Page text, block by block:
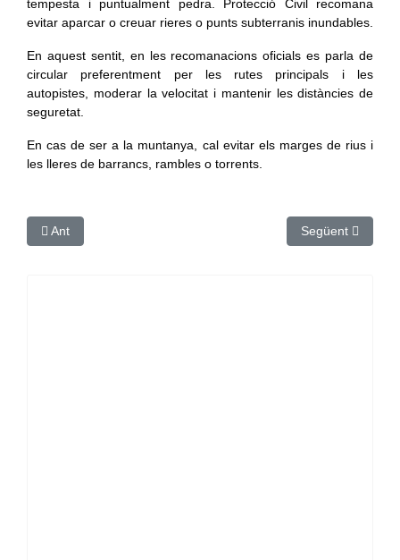
tempesta i puntualment pedra. Protecció Civil recomana
evitar aparcar o creuar rieres o punts subterranis inundables.
En aquest sentit, en les recomanacions oficials es parla de
circular preferentment per les rutes principals i les
autopistes, moderar la velocitat i mantenir les distàncies de
seguretat.
En cas de ser a la muntanya, cal evitar els marges de rius i
les lleres de barrancs, rambles o torrents.
Article anterior: El pla per prevenir incendis forestals de la
Ant Article següent:
Següent